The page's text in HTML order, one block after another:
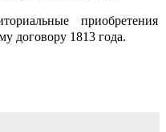
приобретения
договору 1813 года.